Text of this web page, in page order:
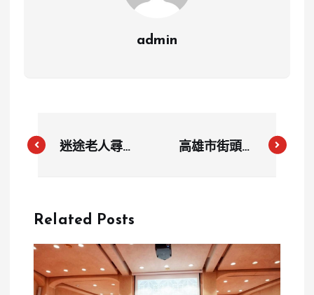
admin
迷途老人尋親
高雄市街頭騎
Related Posts